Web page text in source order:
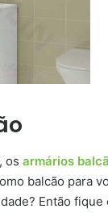
os armários
balcão para
Então